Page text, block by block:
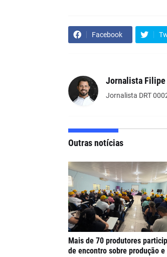
Facebook
Jornalista Filipe
Jornalista DRT
Outras notícias
Mais de 70 produtores
de encontro sobre produção e